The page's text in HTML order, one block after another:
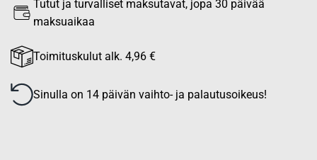
Tutut ja turvalliset maksutavat, jopa 30 päivää
maksuaikaa
Toimituskulut alk. 4,96 €
Sinulla on 14 päivän vaihto- ja palautusoikeus!